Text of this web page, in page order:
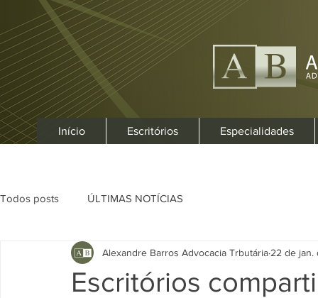
Início Escritórios Especialidades
Todos posts ÚLTIMAS NOTÍCIAS
Escritórios
Alexandre Barros Advocacia Trbutária 22 de jan.